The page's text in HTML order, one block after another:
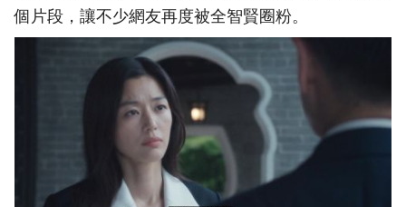
個片段，讓不少網友再度被全智賢圈粉。